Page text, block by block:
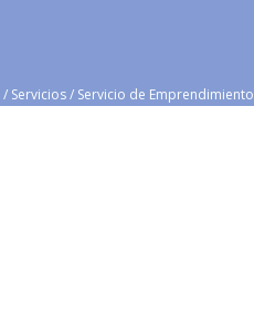
/ Servicios/ Servicio de Emprendimiento